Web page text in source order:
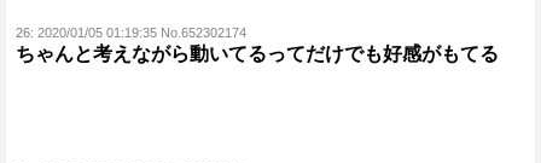
26: 2020/01/05 01:19:35 No.652302174
ちゃんと考えながら動いてるってだけでも好感がもてる